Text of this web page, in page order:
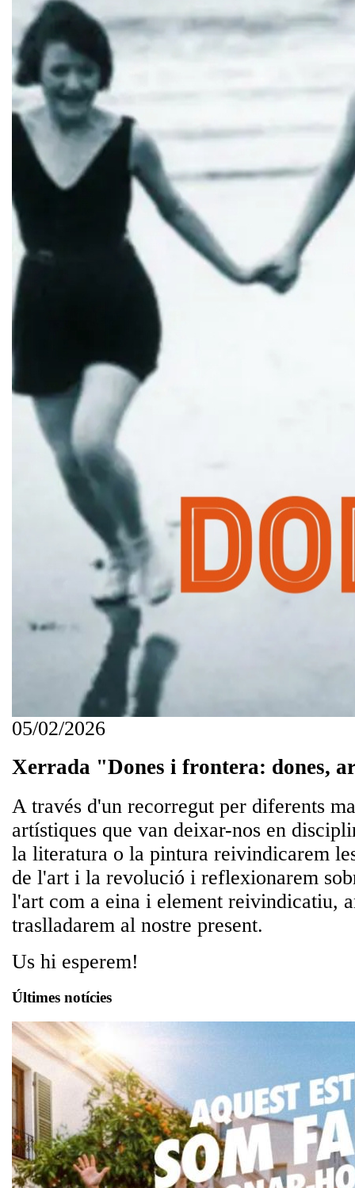
05/02/2026
Xerrada "Dones i frontera: dones,
A través d'un recorregut per diferents
artístiques que van deixar-nos en
la literatura o la pintura reivindicarem
de l'art i la revolució i reflexionarem
l'art com a eina i element reivindicatiu,
traslladarem al nostre present.
Us hi esperem!
Últimes notícies